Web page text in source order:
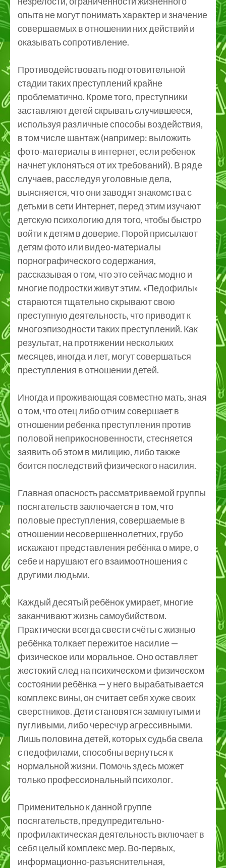
опыта не могут понимать характер и значение
совершаемых в отношении них действий и
оказывать сопротивление.
Противодействовать подготовительной
стадии таких преступлений крайне
проблематично. Кроме того, преступники
заставляют детей скрывать случившееся,
используя различные способы воздействия,
в том числе шантаж (например: выложить
фото-материалы в интернет, если ребенок
начнет уклоняться от их требований). В ряде
случаев, расследуя уголовные дела,
выясняется, что они заводят знакомства с
детьми в сети Интернет, перед этим изучают
детскую психологию для того, чтобы быстро
войти к детям в доверие. Порой присылают
детям фото или видео-материалы
порнографического содержания,
рассказывая о том, что это сейчас модно и
многие подростки живут этим. «Педофилы»
стараются тщательно скрывают свою
преступную деятельность, что приводит к
многоэпизодности таких преступлений. Как
результат, на протяжении нескольких
месяцев, иногда и лет, могут совершаться
преступления в отношении детей.
Иногда и проживающая совместно мать, зная
о том, что отец либо отчим совершает в
отношении ребенка преступления против
половой неприкосновенности, стесняется
заявить об этом в милицию, либо также
боится последствий физического насилия.
Главная опасность рассматриваемой группы
посягательств заключается в том, что
половые преступления, совершаемые в
отношении несовершеннолетних, грубо
искажают представления ребёнка о мире, о
себе и нарушают его взаимоотношения с
другими людьми.
Каждый десятый ребёнок умирает, многие
заканчивают жизнь самоубийством.
Практически всегда свести счёты с жизнью
ребёнка толкает пережитое насилие —
физическое или моральное. Оно оставляет
жестокий след на психическом и физическом
состоянии ребёнка — у него вырабатывается
комплекс вины, он считает себя хуже своих
сверстников. Дети становятся замкнутыми и
пугливыми, либо чересчур агрессивными.
Лишь половина детей, которых судьба свела
с педофилами, способны вернуться к
нормальной жизни. Помочь здесь может
только профессиональный психолог.
Применительно к данной группе
посягательств, предупредительно-
профилактическая деятельность включает в
себя целый комплекс мер. Во-первых,
информационно-разъяснительная,